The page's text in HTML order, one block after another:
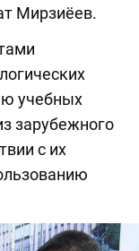
Мирзиёев.
учебных
зарубежного
с их